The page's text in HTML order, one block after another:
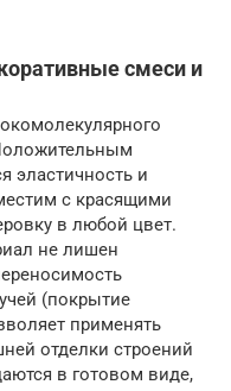
смеси и
эластичность и
с красящими
в любой цвет.
не лишен
(покрытие
применять
отделки строений
в готовом виде,